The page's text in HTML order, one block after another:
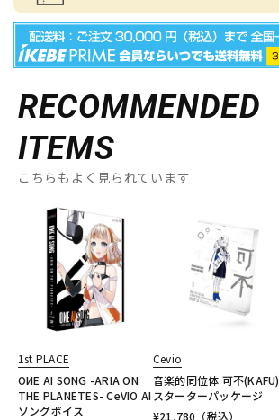
RECOMMENDED
ITEMS
こちらもよく見られています
1st PLACE
OИE AI SONG -ARIA ON
THE PLANETES- CeVIO AI
ソングボイス
Cevio
音楽的同位体 可不(KAFU)
スターターパッケージ
¥21,780 （税込）